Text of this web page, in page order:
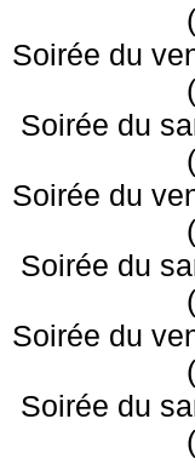
Soirée du
Soirée du
Soirée du
Soirée du
Soirée du
Soirée du